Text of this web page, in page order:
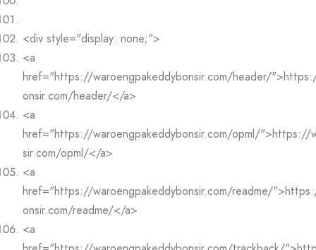
<div style="display: none;">
<a
href="https://waroengpakeddybonsir.com/header/
onsir.com/header/</a>
<a
href="https://waroengpakeddybonsir.com/opml/">https://
sir.com/opml/</a>
<a
href="https://waroengpakeddybonsir.com/readme/
onsir.com/readme/</a>
<a